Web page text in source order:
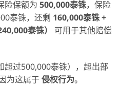
险保额为 500,000泰铢，保险
泰铢，还剩 160,000泰铢+
泰铢）
可用于其他赔偿
过500,000泰铢），超出部
为这属于侵权行为。